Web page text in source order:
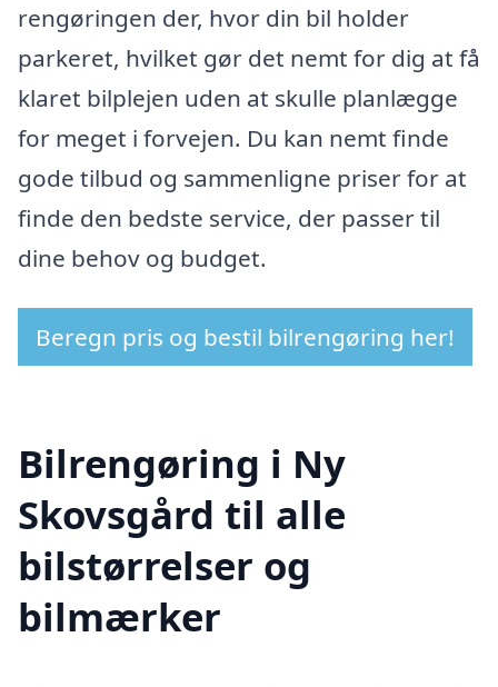
rengøringen der, hvor din bil holder
parkeret, hvilket gør det nemt for dig at få
klaret bilplejen uden at skulle planlægge
for meget i forvejen. Du kan nemt finde
gode tilbud og sammenligne priser for at
finde den bedste service, der passer til
dine behov og budget.
Beregn pris og bestil bilrengøring her!
Bilrengøring i Ny
Skovsgård til alle
bilstørrelser og
bilmærker